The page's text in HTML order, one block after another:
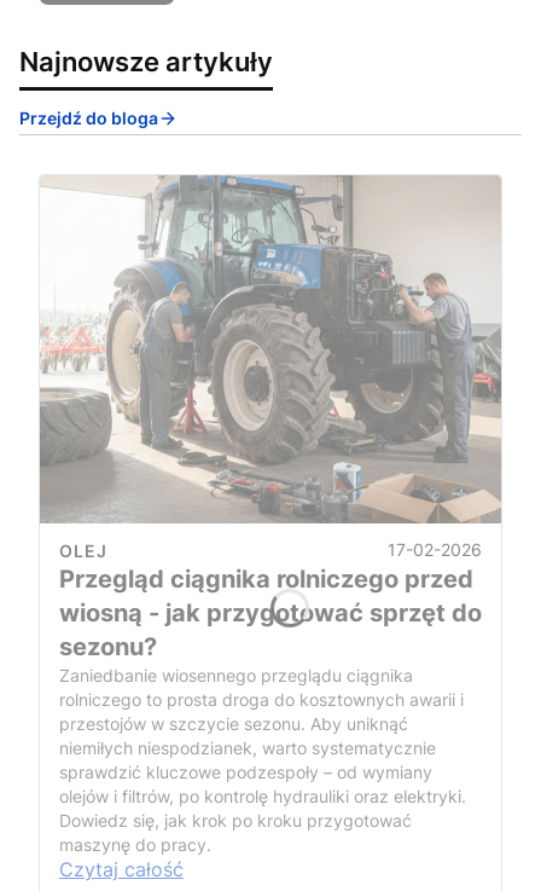
Najnowsze artykuły
Przejdź do bloga
OLEJ 17-02-2026
Przegląd ciągnika rolniczego przed
wiosną - jak przygotować sprzęt do
sezonu?
Zaniedbanie wiosennego przeglądu ciągnika
rolniczego to prosta droga do kosztownych awarii i
przestojów w szczycie sezonu. Aby uniknąć
niemiłych niespodzianek, warto systematycznie
sprawdzić kluczowe podzespoły – od wymiany
olejów i filtrów, po kontrolę hydrauliki oraz elektryki.
Dowiedz się, jak krok po kroku przygotować
maszynę do pracy.
Czytaj całość